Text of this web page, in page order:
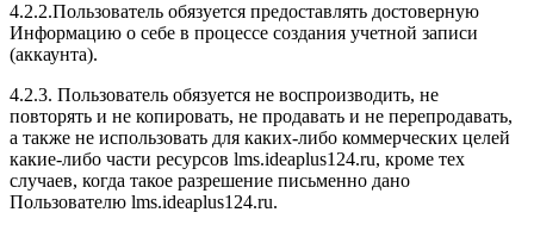
4.2.2.Пользователь обязуется предоставлять достоверную
Информацию о себе в процессе создания учетной записи
(аккаунта).
4.2.3. Пользователь обязуется не воспроизводить, не
повторять и не копировать, не продавать и не перепродавать,
а также не использовать для каких-либо коммерческих целей
какие-либо части ресурсов lms.ideaplus124.ru, кроме тех
случаев, когда такое разрешение письменно дано
Пользователю lms.ideaplus124.ru.